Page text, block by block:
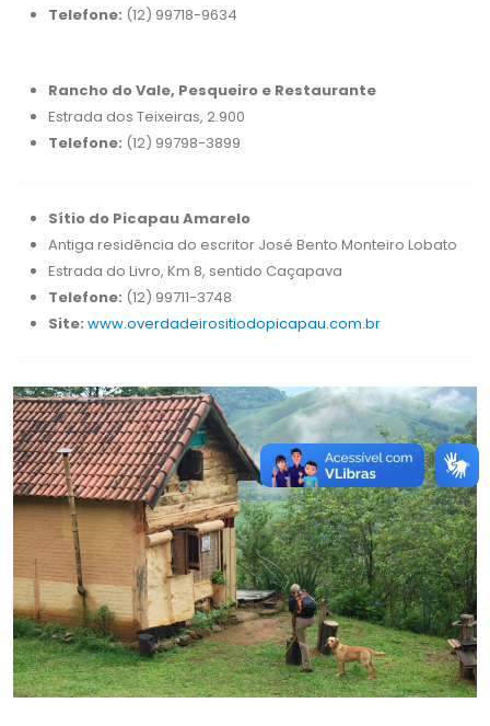
Telefone: (12) 99718-9634
Rancho do Vale, Pesqueiro e Restaurante
Estrada dos Teixeiras, 2.900
Telefone: (12) 99798-3899
Sítio do Picapau Amarelo
Antiga residência do escritor José Bento Monteiro Lobato
Estrada do Livro, Km 8, sentido Caçapava
Telefone: (12) 99711-3748
Site: www.overdadeirositiodopicapau.com.br